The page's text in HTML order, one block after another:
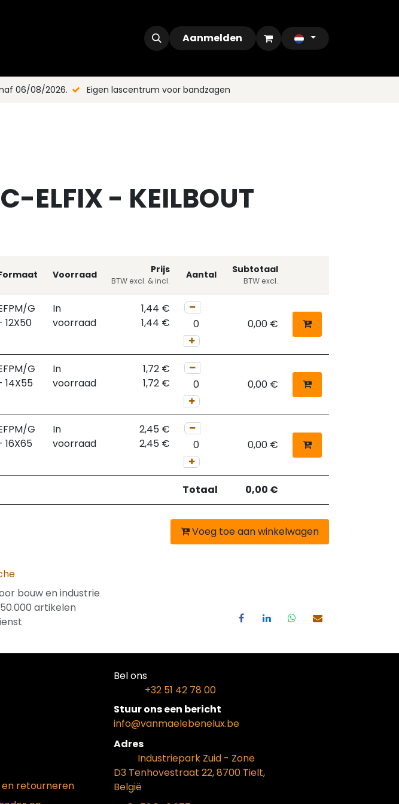
Contact Outlet
Aanmelden
06/08/2026. Eigen lascentrum voor bandzagen
ELFIX - KEILBOUT
Voorraad Prijs
BTW excl. & incl.
Aantal Subtotaal
BTW excl.
G
12X50
In
voorraad
1,44 €
1,44 € 0,00 €
G
14X55
In
voorraad
1,72 €
1,72 € 0,00 €
G
16X65
In
voorraad
2,45 €
2,45 € 0,00 €
Totaal 0,00 €
Voeg toe aan winkelwagen
bouw en industrie
artikelen
retourneren
Bel ons​
+32 51 42 78 00
Stuur ons een bericht
info@vanmaelebenelux.be
Adr​es
​Industriepark Zuid - Zone
D3 Tenhovestraat 22, 8700 Tielt,
België